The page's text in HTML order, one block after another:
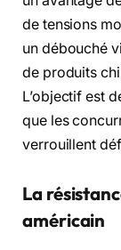
de tensions
un débouché
de produits
L’objectif est
que les
verrouillent
La
américain